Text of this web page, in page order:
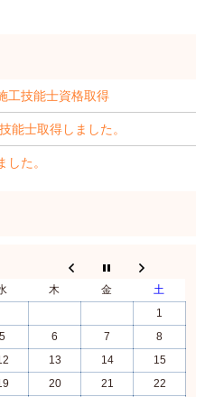
工技能士資格取得
士取得しました。
た。
木 金
土
1
5 6 7
8
13 14
15
20 21 22